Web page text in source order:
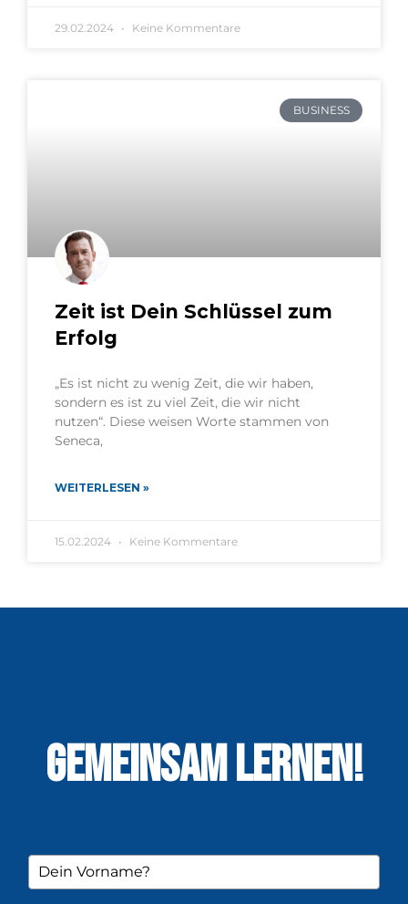
29.02.2024 Keine Kommentare
BUSINESS
Zeit ist Dein Schlüssel zum
Erfolg
„Es ist nicht zu wenig Zeit, die wir haben,
sondern es ist zu viel Zeit, die wir nicht
nutzen“. Diese weisen Worte stammen von
Seneca,
WEITERLESEN »
15.02.2024 Keine Kommentare
GEMEINSAM LERNEN!